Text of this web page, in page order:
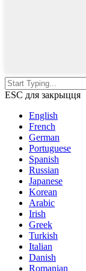
ESC для закрыцця
English
French
German
Portuguese
Spanish
Russian
Japanese
Korean
Arabic
Irish
Greek
Turkish
Italian
Danish
Romanian